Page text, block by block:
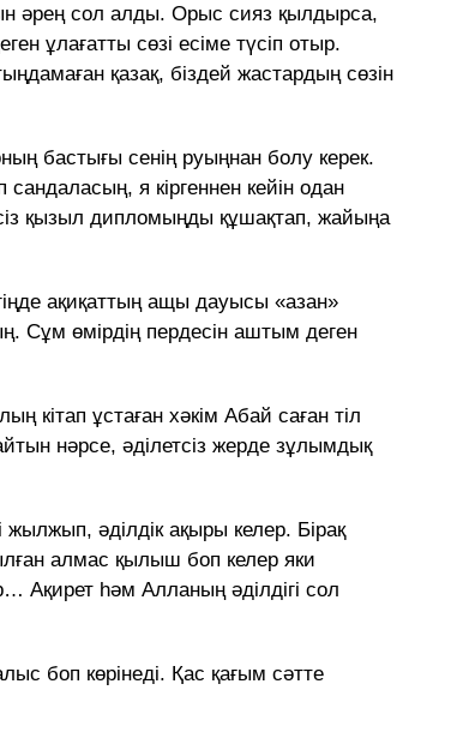
әрең сол алды. Орыс сияз қылдырса,
ұлағатты сөзі есіме түсіп отыр.
қазақ, біздей жастардың сөзін
бастығы сенің руыңнан болу керек.
я кіргеннен кейін одан
қызыл дипломыңды құшақтап, жайыңа
ақиқаттың ащы дауысы «азан»
Сұм өмірдің пердесін аштым деген
кітап ұстаған хәкім Абай саған тіл
нәрсе, әділетсіз жерде зұлымдық
жылжып, әділдік ақыры келер. Бірақ
алмас қылыш боп келер яки
Ақирет һәм Алланың әділдігі сол
боп көрінеді. Қас қағым сәтте